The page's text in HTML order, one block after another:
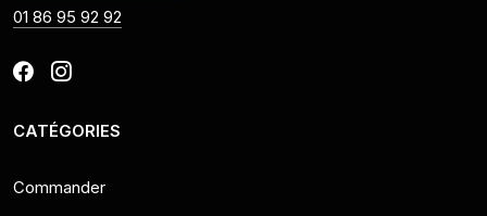
01 86 95 92 92
CATÉGORIES
Commander